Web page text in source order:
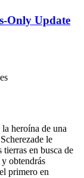
Only Update
heroína de una
le
tierras en busca de
obtendrás
primero en